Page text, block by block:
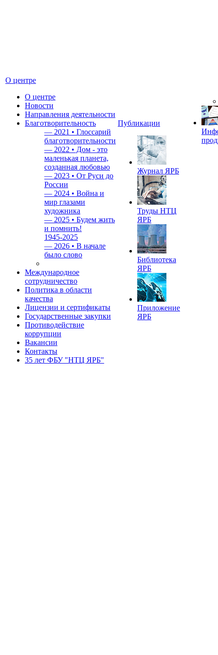
О центре
О центре
Новости
Направления деятельности
Благотворительность
— 2021 • Глоссарий
благотворительности
— 2022 • Дом - это
маленькая планета,
созданная любовью
— 2023 • От Руси до
России
— 2024 • Война и
мир глазами
художника
— 2025 • Будем жить
и помнить!
1945-2025
— 2026 • В начале
было слово
Международное
сотрудничество
Политика в области
качества
Лицензии и сертификаты
Государственные закупки
Противодействие
коррупции
Вакансии
Контакты
35 лет ФБУ "НТЦ ЯРБ"
Публикации
Журнал ЯРБ
Труды НТЦ
ЯРБ
Библиотека
ЯРБ
Приложение
ЯРБ